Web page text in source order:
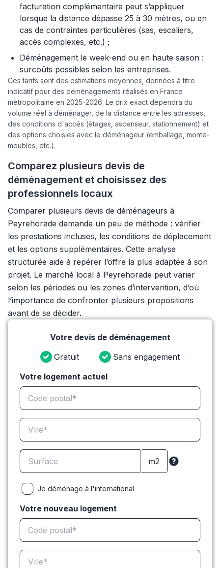
facturation complémentaire peut s’appliquer
lorsque la distance dépasse 25 à 30 mètres, ou en
cas de contraintes particulières (sas, escaliers,
accès complexes, etc.) ;
Déménagement le week-end ou en haute saison :
surcoûts possibles selon les entreprises.
Ces tarifs sont des estimations moyennes, données à titre
indicatif pour des déménagements réalisés en France
métropolitaine en 2025-2026. Le prix exact dépendra du
volume réel à déménager, de la distance entre les adresses,
des conditions d'accés (étages, ascenseur, stationnement) et
des options choisies avec le déménageur (emballage, monte-
meubles, etc.).
Comparez plusieurs devis de
déménagement et choisissez des
professionnels locaux
Comparer plusieurs devis de déménageurs à
Peyrehorade demande un peu de méthode : vérifier
les prestations incluses, les conditions de déplacement
et les options supplémentaires. Cette analyse
structurée aide à repérer l’offre la plus adaptée à son
projet. Le marché local à Peyrehorade peut varier
selon les périodes ou les zones d’intervention, d’où
l’importance de confronter plusieurs propositions
avant de se décider.
Votre devis de déménagement
Gratuit
Sans engagement
Votre logement actuel
Je déménage à l'international
Votre nouveau logement